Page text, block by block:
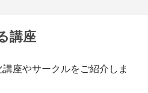
講座
座やサークルをご紹介しま